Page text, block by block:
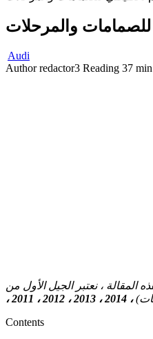
Audi
Author redactor3 Reading 37 min
Contents